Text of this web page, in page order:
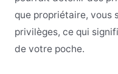
que propriétaire, vous
privilèges, ce qui
de votre poche.